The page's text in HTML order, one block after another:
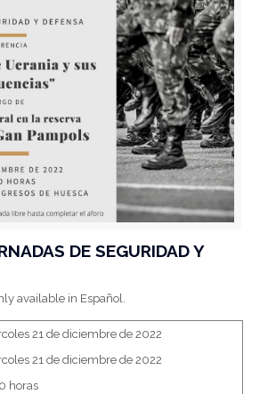
DE SEGURIDAD Y
available in Español.
21 de diciembre de 2022
21 de diciembre de 2022
horas